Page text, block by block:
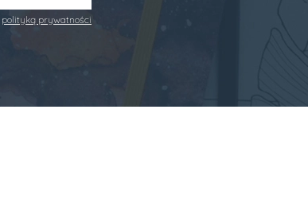
polityką prywatności